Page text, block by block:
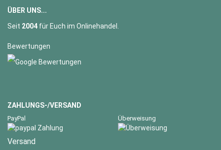
ÜBER UNS...
Seit 2004 für Euch im Onlinehandel.
Bewertungen
ZAHLUNGS-/VERSAND
PayPal Überweisung
Versand